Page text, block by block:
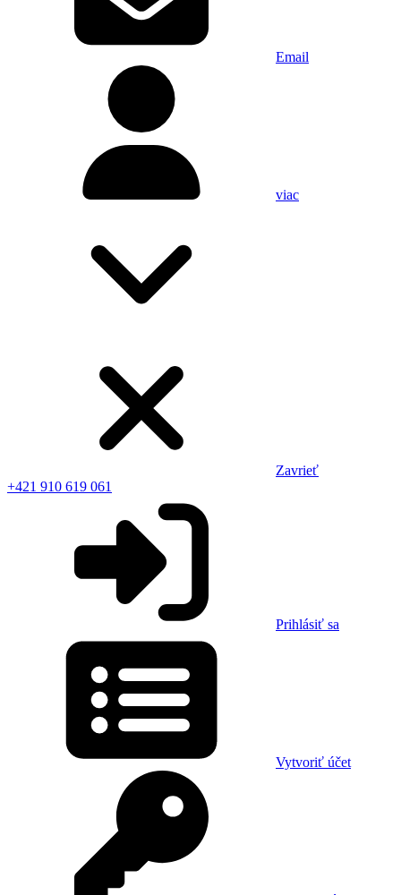
Email
viac
Zavrieť
+421 910 619 061
Prihlásiť sa
Vytvoriť účet